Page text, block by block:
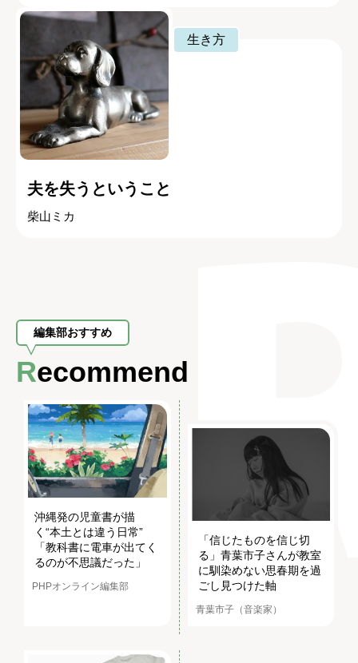
生き方
夫を失うということ
柴山ミカ
編集部おすすめ
Recommend
沖縄発の児童書が描
く“本土とは違う日常”
「教科書に電車が出てく
るのが不思議だった」
PHPオンライン編集部
「信じたものを信じ切
る」青葉市子さんが教室
に馴染めない思春期を過
ごし見つけた軸
青葉市子（音楽家）